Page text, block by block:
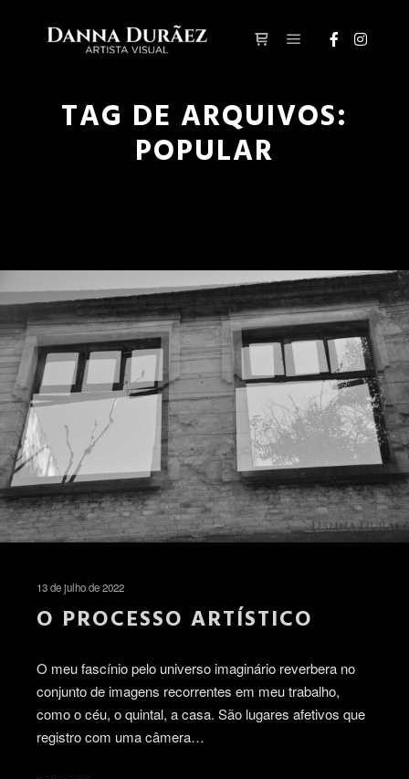
TAG DE ARQUIVOS:
POPULAR
13 de julho de 2022
O PROCESSO ARTÍSTICO
O meu fascínio pelo universo imaginário reverbera no
conjunto de imagens recorrentes em meu trabalho,
como o céu, o quintal, a casa. São lugares afetivos que
registro com uma câmera…